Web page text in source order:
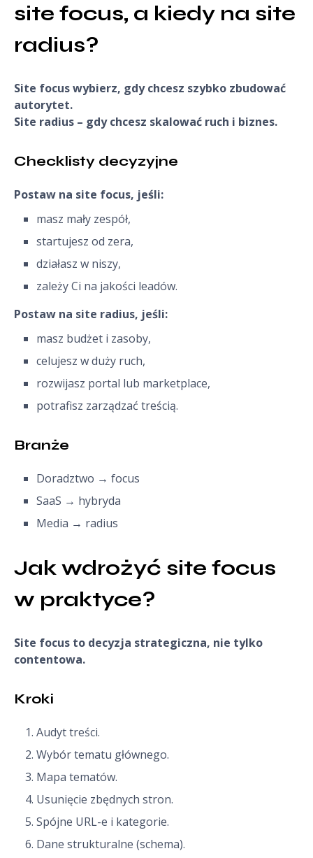
site focus, a kiedy na site
radius?
Site focus wybierz, gdy chcesz szybko zbudować
autorytet.
Site radius – gdy chcesz skalować ruch i biznes.
Checklisty decyzyjne
Postaw na site focus, jeśli:
masz mały zespół,
startujesz od zera,
działasz w niszy,
zależy Ci na jakości leadów.
Postaw na site radius, jeśli:
masz budżet i zasoby,
celujesz w duży ruch,
rozwijasz portal lub marketplace,
potrafisz zarządzać treścią.
Branże
Doradztwo → focus
SaaS → hybryda
Media → radius
Jak wdrożyć site focus
w praktyce?
Site focus to decyzja strategiczna, nie tylko
contentowa.
Kroki
Audyt treści.
Wybór tematu głównego.
Mapa tematów.
Usunięcie zbędnych stron.
Spójne URL-e i kategorie.
Dane strukturalne (schema).